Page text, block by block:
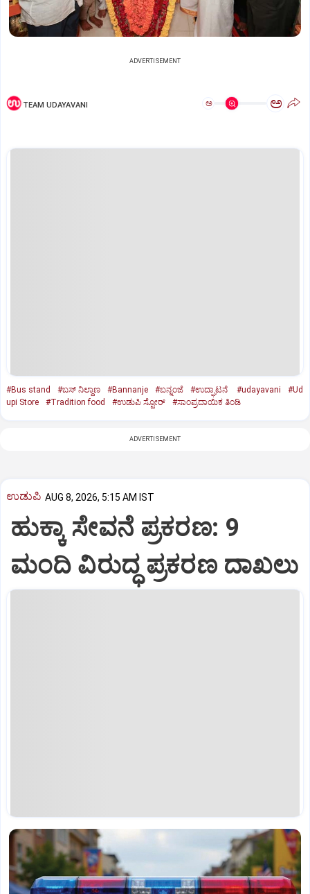
ADVERTISEMENT
TEAM UDAYAVANI ಅ ಅ
#Bus stand #ಬಸ್ ನಿಲ್ದಾಣ #Bannanje #ಬನ್ನಂಜೆ #ಉದ್ಘಾಟನೆ #udayavani
#Ud
upi Store
#Tradition food #ಉಡುಪಿ ಸ್ಟೋರ್‌ #ಸಾಂಪ್ರದಾಯಿಕ ತಿಂಡಿ
ADVERTISEMENT
ಉಡುಪಿ AUG 8, 2026, 5:15 AM IST
ಹುಕ್ಕಾ ಸೇವನೆ ಪ್ರಕರಣ: 9
ಮಂದಿ ವಿರುದ್ಧ ಪ್ರಕರಣ ದಾಖಲು